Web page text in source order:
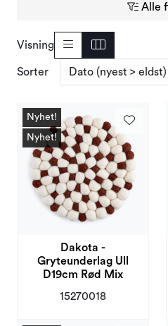
Alle
Visning
Sorter
Nyhet!
Nyhet!
Dakota -
Gryteunderlag Ull
D19cm Rød Mix
15270018